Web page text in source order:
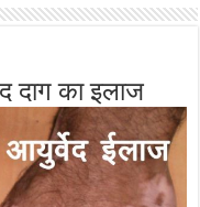
का इलाज